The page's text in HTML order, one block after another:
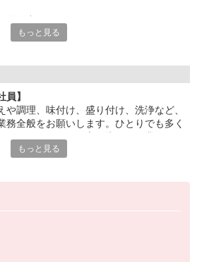
かし、安定した環境で長く働ける職場で
仕込み・調理・盛付けなどの業務に専
心・安全な食事を提供します。
とう」の言葉が、何よりの喜び。
添える、やりがいのある仕事です。
。
度も整っており、長期的なキャリア形
もっと見る
】
調理、味付け、盛り付け、洗浄など、
務全般をお願いします。ひとりでも多く
を見られたときには達成感を感じられま
もっと見る